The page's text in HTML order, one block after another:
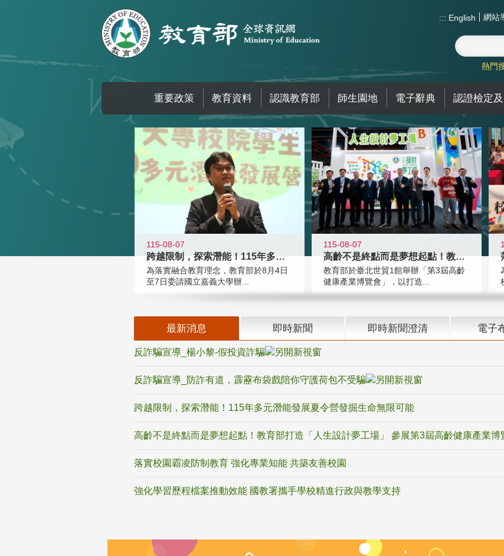
::: English 網站
熱門
重要政策 教育資料 認識教育部 師生園地 電子辭典 認證檢定
:::
115-08-07
跨越限制，探索潛能！115年多元潛
為落實融合教育理念，教育部於8月4日
至7日委請國立嘉義大學辦...
115-08-07
高齡不是終點而是夢想起點！教育部打
教育部於臺北世貿1館舉辦「第3屆高齡
健康產業博覽會」，以打造...
最新消息 即時新聞 即時新聞澄清 電子
反詐騙宣導_楊小黎-假投資詐騙
反詐騙宣導_防詐有道，霹靂布袋戲陪你守護荷包不受騙
跨越限制，探索潛能！115年多元潛能發展夏令營發掘生命無限可能
高齡不是終點而是夢想起點！教育部打造「人生設計夢工場」 參展第3屆高齡健康產業博
落實校園霸凌防制教育 強化專業知能 共築友善校園
強化學習歷程檔案推動效能 國教署攜手學校精進行政與教學支持